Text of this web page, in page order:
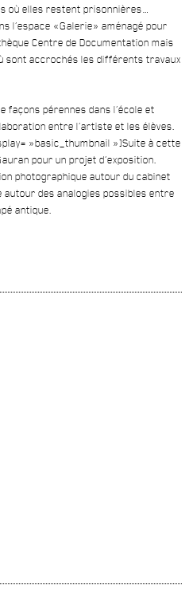
où elles restent prisonnières…
l’espace «Galerie» aménagé pour
Centre de Documentation mais
sont accrochés les différents travaux
façons pérennes dans l’école et
entre l’artiste et les élèves.
»basic_thumbnail »]Suite à cette
pour un projet d’exposition.
photographique autour du cabinet
des analogies possibles entre
antique.